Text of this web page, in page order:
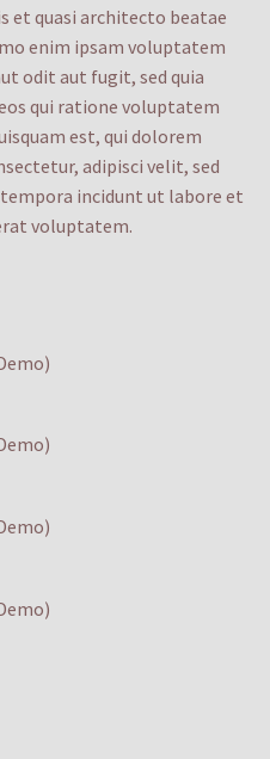
et quasi architecto beatae
enim ipsam voluptatem
odit aut fugit, sed quia
qui ratione voluptatem
est, qui dolorem
adipisci velit, sed
incidunt ut labore et
voluptatem.